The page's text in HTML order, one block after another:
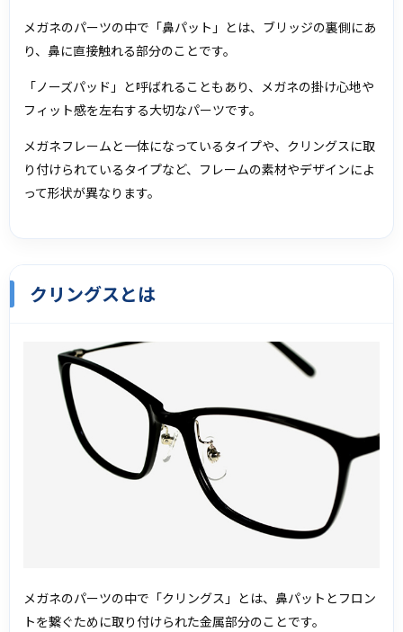
メガネのパーツの中で「鼻パット」とは、ブリッジの裏側にあ
り、鼻に直接触れる部分のことです。
「ノーズパッド」と呼ばれることもあり、メガネの掛け心地や
フィット感を左右する大切なパーツです。
メガネフレームと一体になっているタイプや、クリングスに取
り付けられているタイプなど、フレームの素材やデザインによ
って形状が異なります。
クリングスとは
メガネのパーツの中で「クリングス」とは、鼻パットとフロン
トを繋ぐために取り付けられた金属部分のことです。